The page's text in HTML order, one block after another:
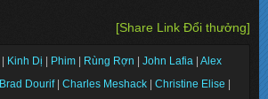
[Share Link Đổi thưởng]
Kinh Dị Phim Rùng Rợn John Lafia Alex
Brad Dourif Charles Meshack Christine Elise